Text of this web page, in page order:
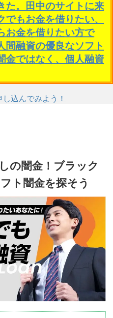
た。田中のサイトに来
もお金を借りたい、
お金を借りたい方で
間融資の優良なソフト
金ではなく、個人融資
込んでみよう！
の闇金！ブラック
ト闇金を探そう